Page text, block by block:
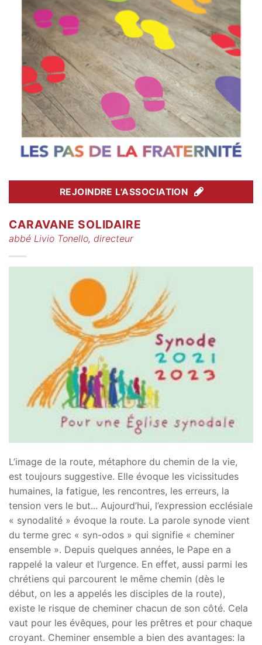
REJOINDRE L'ASSOCIATION
CARAVANE SOLIDAIRE
abbé Livio Tonello, directeur
L’image de la route, métaphore du chemin de la vie,
est toujours suggestive. Elle évoque les vicissitudes
humaines, la fatigue, les rencontres, les erreurs, la
tension vers le but... Aujourd’hui, l’expression ecclésiale
« synodalité » évoque la route. La parole synode vient
du terme grec « syn-odos » qui signifie « cheminer
ensemble ». Depuis quelques années, le Pape en a
rappelé la valeur et l’urgence. En effet, aussi parmi les
chrétiens qui parcourent le même chemin (dès le
début, on les a appelés les disciples de la route),
existe le risque de cheminer chacun de son côté. Cela
vaut pour les évêques, pour les prêtres et pour chaque
croyant. Cheminer ensemble a bien des avantages: la